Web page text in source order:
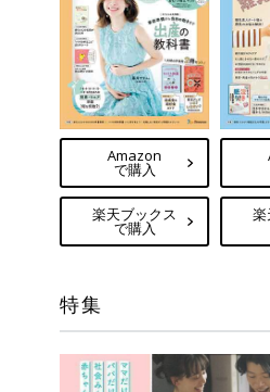
Amazon
で購入
楽天ブックス
で購入
楽
特集